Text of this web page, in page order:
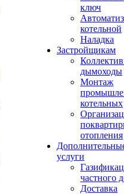
ключ
котельной
Наладка
Застройщикам
дымоходы
Монтаж
котельных
отопления
услуги
частного
Доставка